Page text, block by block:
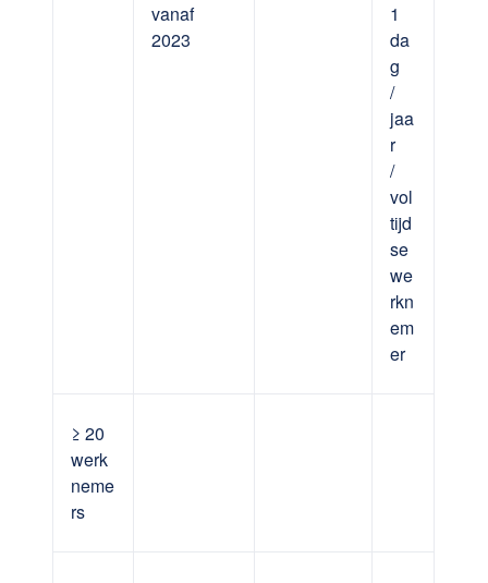
vanaf
2023
1
da
g
/
jaa
r
/
vol
tijd
se
we
rkn
em
er
≥ 20
werk
neme
rs